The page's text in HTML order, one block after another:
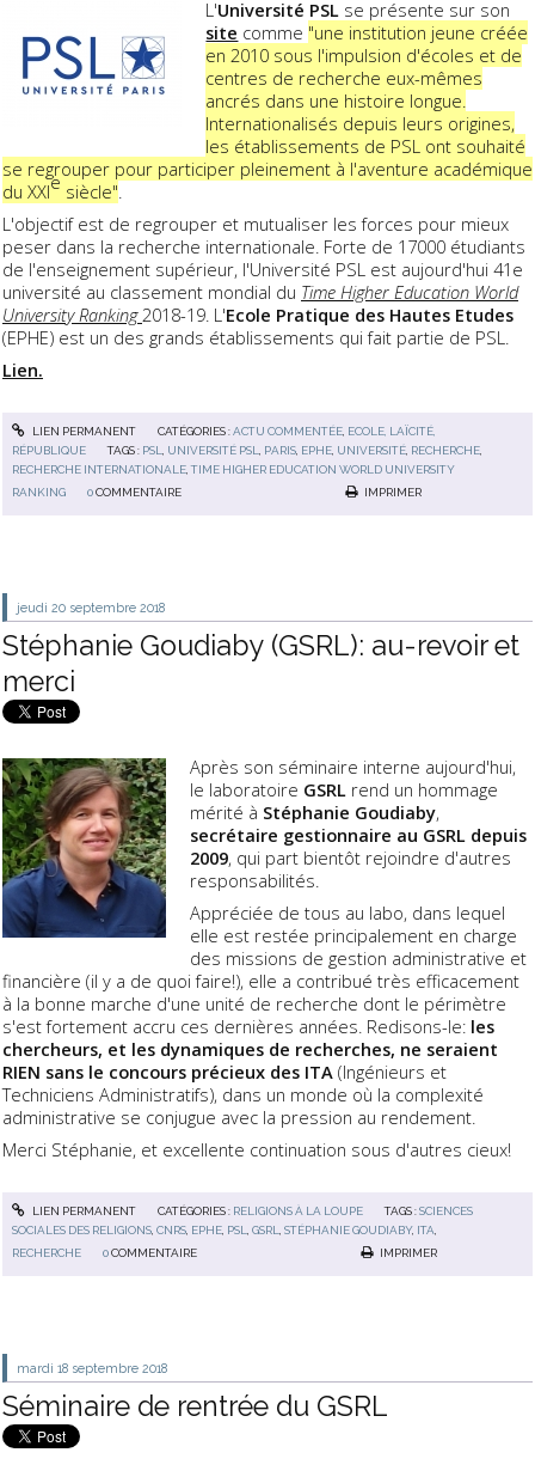
L'Université PSL se présente sur son
site comme "une institution jeune créée
en 2010 sous l'impulsion d'écoles et de
centres de recherche eux-mêmes
ancrés dans une histoire longue.
Internationalisés depuis leurs origines,
les établissements de PSL ont souhaité
se regrouper pour participer pleinement à l'aventure académique
du XXIe siècle"
L'objectif est de regrouper et mutualiser les forces pour mieux
peser dans la recherche internationale. Forte de 17000 étudiants
de l'enseignement supérieur, l'Université PSL est aujourd'hui 41e
université au classement mondial du Time Higher Education World
University Ranking 2018-19. L'Ecole Pratique des Hautes Etudes
(EPHE) est un des grands établissements qui fait partie de PSL.
Lien.
LIEN PERMANENT CATÉGORIES :ACTU COMMENTÉE, ECOLE, LAÏCITÉ,
RÉPUBLIQUE
TAGS : PSL, UNIVERSITÉ PSL, PARIS, EPHE, UNIVERSITÉ, RECHERCHE,
RECHERCHE INTERNATIONALE,TIME HIGHER EDUCATION WORLD UNIVERSITY
RANKING
0 COMMENTAIRE IMPRIMER
jeudi 20 septembre 2018
Stéphanie Goudiaby (GSRL): au-revoir et
merci
Après son séminaire interne aujourd'hui,
le laboratoire GSRL rend un hommage
mérité à Stéphanie Goudiaby,
secrétaire gestionnaire au GSRL depuis
2009, qui part bientôt rejoindre d'autres
responsabilités.
Appréciée de tous au labo, dans lequel
elle est restée principalement en charge
des missions de gestion administrative et
financière (il y a de quoi faire!), elle a contribué très efficacement
à la bonne marche d'une unité de recherche dont le périmètre
s'est fortement accru ces dernières années. Redisons-le: les
chercheurs, et les dynamiques de recherches, ne seraient
RIEN sans le concours précieux des ITA (Ingénieurs et
Techniciens Administratifs), dans un monde où la complexité
administrative se conjugue avec la pression au rendement.
Merci Stéphanie, et excellente continuation sous d'autres cieux!
LIEN PERMANENT CATÉGORIES : RELIGIONS À LA LOUPE TAGS :SCIENCES
SOCIALES DES RELIGIONS,CNRS, EPHE, PSL,GSRL,STÉPHANIE GOUDIABY, ITA,
RECHERCHE
0 COMMENTAIRE IMPRIMER
mardi 18 septembre 2018
Séminaire de rentrée du GSRL